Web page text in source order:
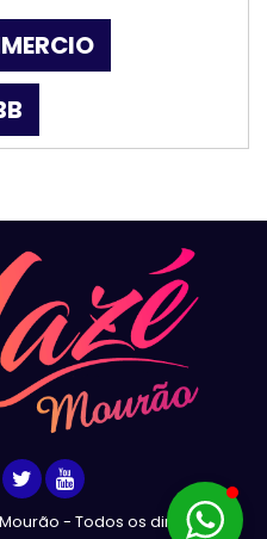
- Todos os direitos